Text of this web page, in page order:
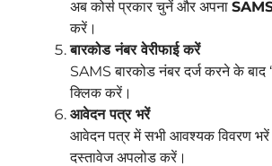
अब कोर्स प्रकार चुनें और अपना
करें।
बारकोड नंबर वेरीफाई करें
SAMS बारकोड नंबर दर्ज करने के बाद
क्लिक करें।
आवेदन पत्र भरें
आवेदन पत्र में सभी आवश्यक विवरण
दस्तावेज अपलोड करें।